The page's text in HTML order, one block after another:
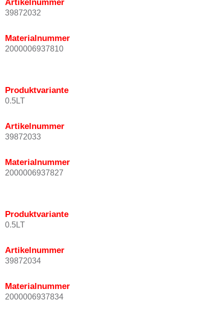
Artikelnummer
39872032
Materialnummer
2000006937810
Produktvariante
0.5LT
Artikelnummer
39872033
Materialnummer
2000006937827
Produktvariante
0.5LT
Artikelnummer
39872034
Materialnummer
2000006937834